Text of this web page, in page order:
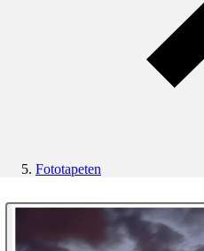
Fototapeten